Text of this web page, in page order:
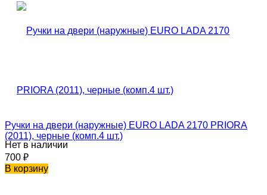
Ручки на двери (наружные) EURO LADA 2170 PRIORA
(2011), черные (комп.4 шт.)
Нет в наличии
700 ₽
В корзину